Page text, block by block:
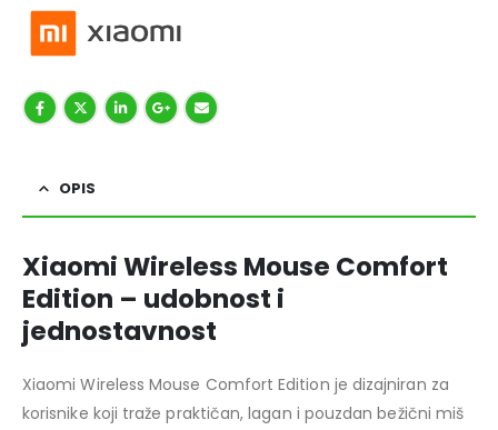
OPIS
Xiaomi Wireless Mouse Comfort
Edition – udobnost i
jednostavnost
Xiaomi Wireless Mouse Comfort Edition je dizajniran za
korisnike koji traže praktičan, lagan i pouzdan bežični miš